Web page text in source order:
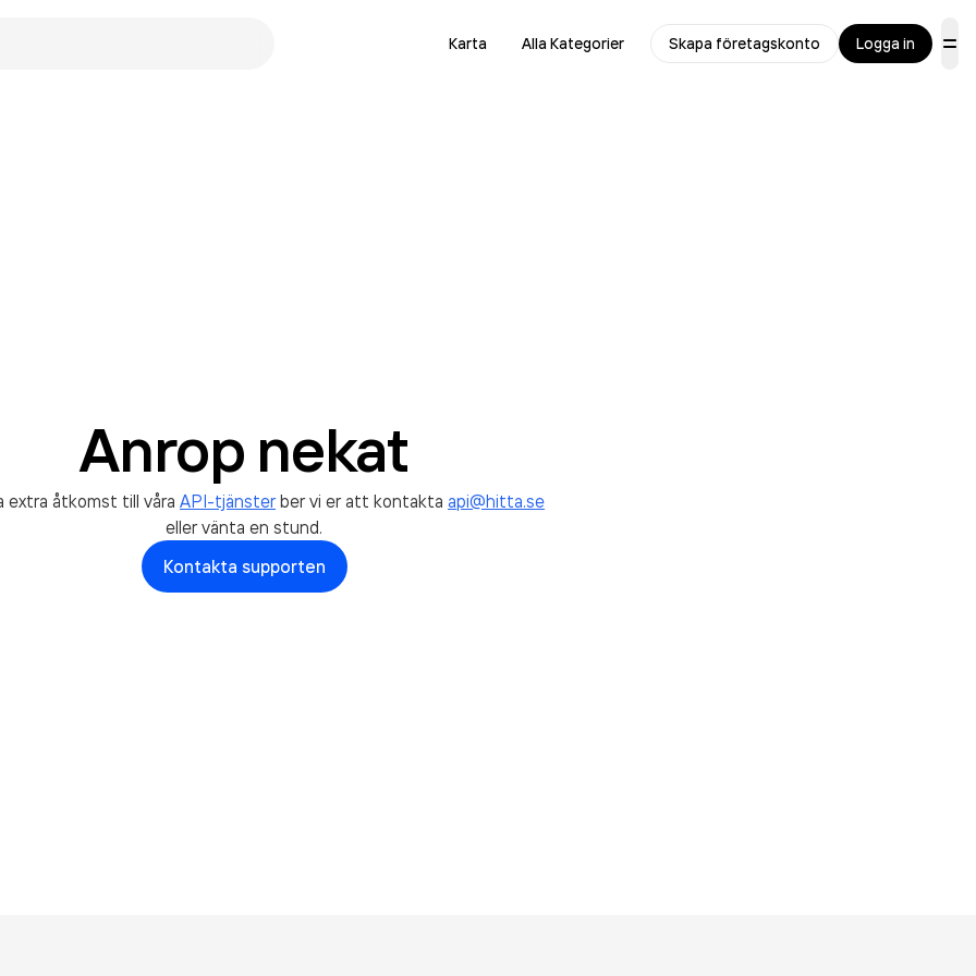
Karta Alla Kategorier Skapa företagskonto Logga in
Anrop nekat
extra åtkomst till våra API-tjänster ber vi er att kontakta api@hitta.se
eller vänta en stund.
Kontakta supporten